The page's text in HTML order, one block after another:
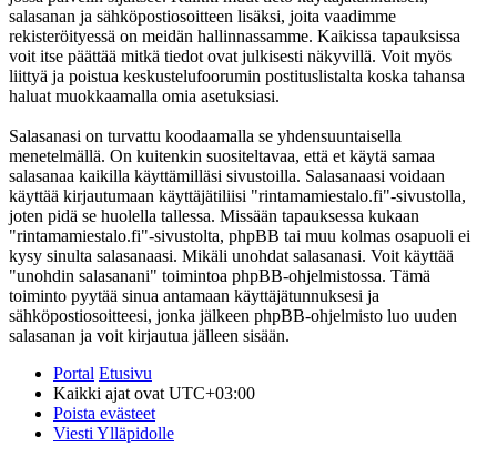
salasanan ja sähköpostiosoitteen lisäksi, joita vaadimme
rekisteröityessä on meidän hallinnassamme. Kaikissa tapauksissa
voit itse päättää mitkä tiedot ovat julkisesti näkyvillä. Voit myös
liittyä ja poistua keskustelufoorumin postituslistalta koska tahansa
haluat muokkaamalla omia asetuksiasi.
Salasanasi on turvattu koodaamalla se yhdensuuntaisella
menetelmällä. On kuitenkin suositeltavaa, että et käytä samaa
salasanaa kaikilla käyttämilläsi sivustoilla. Salasanaasi voidaan
käyttää kirjautumaan käyttäjätiliisi "rintamamiestalo.fi"-sivustolla,
joten pidä se huolella tallessa. Missään tapauksessa kukaan
"rintamamiestalo.fi"-sivustolta, phpBB tai muu kolmas osapuoli ei
kysy sinulta salasanaasi. Mikäli unohdat salasanasi. Voit käyttää
"unohdin salasanani" toimintoa phpBB-ohjelmistossa. Tämä
toiminto pyytää sinua antamaan käyttäjätunnuksesi ja
sähköpostiosoitteesi, jonka jälkeen phpBB-ohjelmisto luo uuden
salasanan ja voit kirjautua jälleen sisään.
Portal Etusivu
Kaikki ajat ovat UTC+03:00
Poista evästeet
Viesti Ylläpidolle